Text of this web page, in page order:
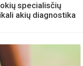
specialisčių
akių diagnostika